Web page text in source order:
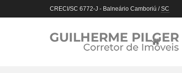
CRECI/SC 6772-J - Balneário Camboriú /SC